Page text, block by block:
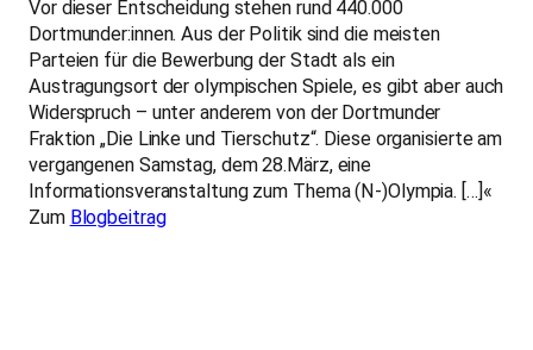
Vor dieser Entscheidung stehen rund 440.000
Dortmunder:innen. Aus der Politik sind die meisten
Parteien für die Bewerbung der Stadt als ein
Austragungsort der olympischen Spiele, es gibt aber auch
Widerspruch – unter anderem von der Dortmunder
Fraktion „Die Linke und Tierschutz“. Diese organisierte am
vergangenen Samstag, dem 28.März, eine
Informationsveranstaltung zum Thema (N-)Olympia. […]«
Zum Blogbeitrag